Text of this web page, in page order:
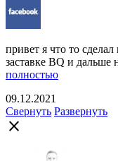
привет я что то
заставке BQ и дальше
полностью
09.12.2021
Свернуть Развернуть
close